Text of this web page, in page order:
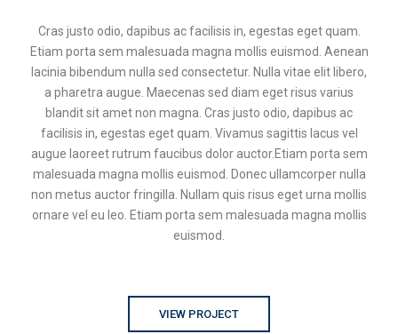
Cras justo odio, dapibus ac facilisis in, egestas eget quam.
Etiam porta sem malesuada magna mollis euismod. Aenean
lacinia bibendum nulla sed consectetur. Nulla vitae elit libero,
a pharetra augue. Maecenas sed diam eget risus varius
blandit sit amet non magna. Cras justo odio, dapibus ac
facilisis in, egestas eget quam. Vivamus sagittis lacus vel
augue laoreet rutrum faucibus dolor auctor.Etiam porta sem
malesuada magna mollis euismod. Donec ullamcorper nulla
non metus auctor fringilla. Nullam quis risus eget urna mollis
ornare vel eu leo. Etiam porta sem malesuada magna mollis
euismod.
VIEW PROJECT